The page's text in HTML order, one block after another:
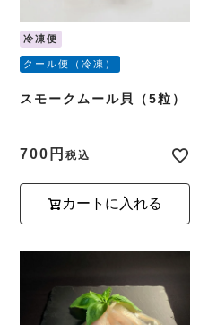
冷凍便
クール便（冷凍）
スモークムール貝（5粒）
700 税込
カートに入れる